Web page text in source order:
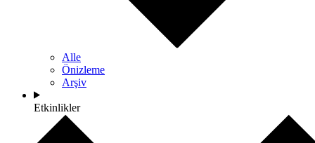
Alle
Önizleme
Arşiv
Etkinlikler